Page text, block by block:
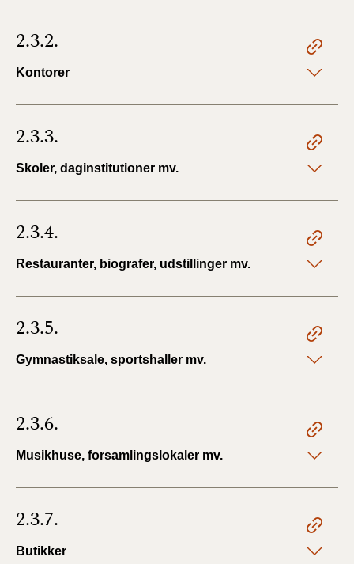
2.3.2.
Kontorer
2.3.3.
Skoler, daginstitutioner mv.
2.3.4.
Restauranter, biografer, udstillinger mv.
2.3.5.
Gymnastiksale, sportshaller mv.
2.3.6.
Musikhuse, forsamlingslokaler mv.
2.3.7.
Butikker